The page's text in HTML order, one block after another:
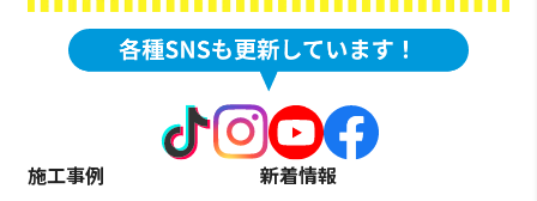
施工事例
新着情報